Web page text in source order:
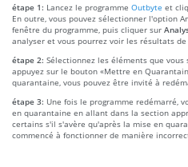
étape 1: Lancez le programme Outbyte et
En outre, vous pouvez sélectionner l'option
fenêtre du programme, puis cliquer sur
analyser et vous pourrez voir les résultats de
étape 2: Sélectionnez les éléments que
appuyez sur le bouton «Mettre en
quarantaine, vous pouvez être invité à
étape 3: Une fois le programme redémarré,
en quarantaine en allant dans la section
certains s'il s'avère qu'après la mise en
commencé à fonctionner de manière